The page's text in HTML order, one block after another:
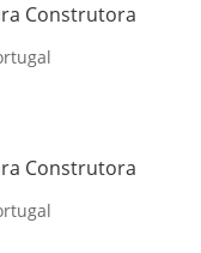
Construtora
Construtora